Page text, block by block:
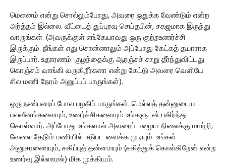
மெளனம் என்று சொல்லும்போது, அவரை ஒதுக்க வேண்டும் என்ற
அர்த்தம் இல்லை. வீட்டைத் துப்புரவு செய்தபின், சகஜமாக இருந்து
வாருங்கள். (அவருக்குள் எங்கேயாவது ஒரு குற்றஉணர்ச்சி
இருக்கும். நீங்கள் எது சொன்னாலும் அப்போது கேட்கத் தயாராக
இருப்பார். உதாரணம்: குழந்தைக்கு ஆரஞ்சுச் சாறு தீர்ந்துவிட்டது.
கொஞ்சம் வாங்கி வருகிறீர்களா என்று கேட்டு அவரை வெளியே
சில மணி நேரம் அனுப்பப் பாருங்கள்).
ஒரு நண்பரைப் போல பழகிப் பாருங்கள். மெல்லத் தன்னுடைய
பலவீனங்களையும், உணர்ச்சிகளையும் உங்களுடன் பகிர்ந்து
கொள்வார். அப்போது உங்களால் அவரைப் பழைய நிலைக்கு மாற்றி,
வேலை தேடும் பணியில் ஈடுபட வைக்க முடியும். உங்கள்
அனுசரணையும், சகிப்புத் தன்மையும் (சகித்துக் கொள்கிறேன் என்ற
உணர்வு இல்லாமல்) மிக முக்கியம்.